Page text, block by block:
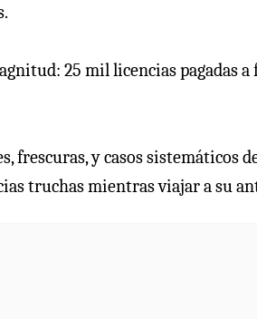
25 mil licencias pagadas
frescuras, y casos sistemáticos
truchas mientras viajar a su